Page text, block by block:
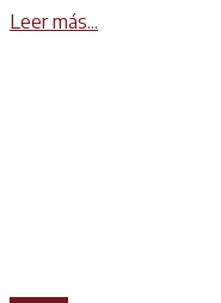
Leer más...